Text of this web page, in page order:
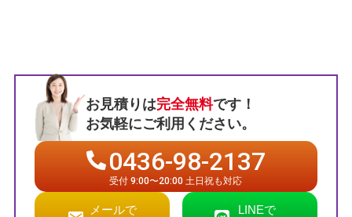
お見積りは完全無料です！
お気軽にご利用ください。
0436-98-2137
受付 9:00〜20:00 土日祝も対応
メールで
LINEで